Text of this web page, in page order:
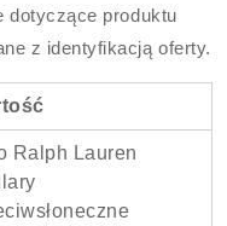
dotyczące produktu
z identyfikacją oferty.
Ralph Lauren